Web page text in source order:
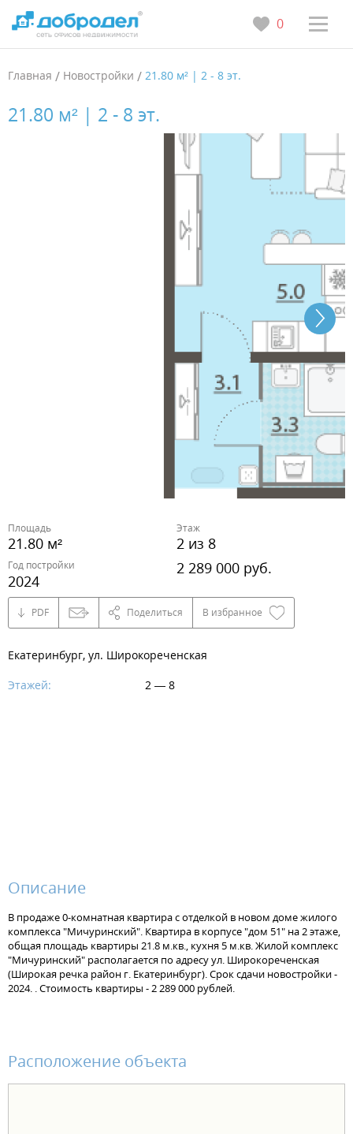
0
Главная / Новостройки / 21.80 м² | 2 - 8 эт.
21.80 м² | 2 - 8 эт.
Площадь
21.80 м²
Этаж
2 из 8
Год постройки
2024
2 289 000 руб.
PDF Поделиться В избранное
Екатеринбург, ул. Широкореченская
Этажей:
2 — 8
Описание
В продаже 0-комнатная квартира с отделкой в новом доме жилого
комплекса "Мичуринский". Квартира в корпусе "дом 51" на 2 этаже,
общая площадь квартиры 21.8 м.кв., кухня 5 м.кв. Жилой комплекс
"Мичуринский" располагается по адресу ул. Широкореченская
(Широкая речка район г. Екатеринбург). Срок сдачи новостройки -
2024. . Стоимость квартиры - 2 289 000 рублей.
Расположение объекта